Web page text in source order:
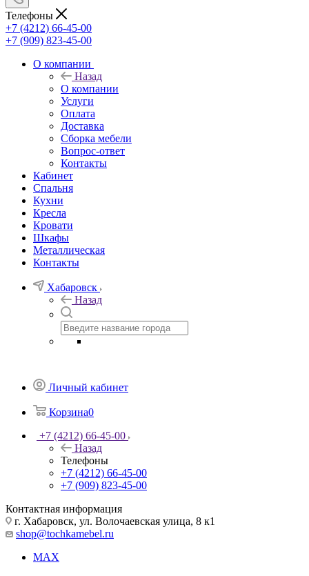
Телефоны
+7 (4212) 66-45-00
+7 (909) 823-45-00
О компании
Назад
О компании
Услуги
Оплата
Доставка
Сборка мебели
Вопрос-ответ
Контакты
Кабинет
Спальня
Кухни
Кресла
Кровати
Шкафы
Металлическая
Контакты
Хабаровск
Назад
Личный кабинет
Корзина0
+7 (4212) 66-45-00
Назад
Телефоны
+7 (4212) 66-45-00
+7 (909) 823-45-00
Контактная информация
г. Хабаровск, ул. Волочаевская улица, 8 к1
shop@tochkamebel.ru
MAX